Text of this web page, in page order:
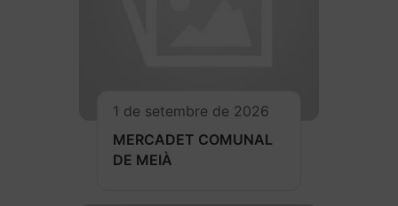
1 de setembre de 2026
MERCADET COMUNAL
DE MEIÀ